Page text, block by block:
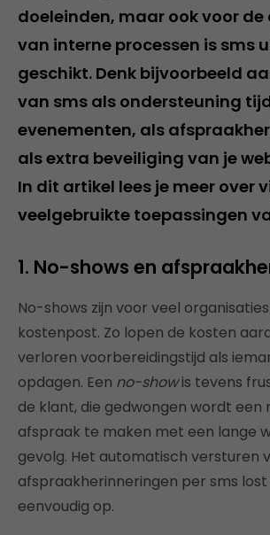
doeleinden, maar ook voor
van interne processen is sms
geschikt. Denk bijvoorbeeld
van sms als ondersteuning
evenementen, als
als extra beveiliging van je
In dit artikel lees je meer over
veelgebruikte toepassingen
1. No-shows en
No-shows zijn voor veel
kostenpost. Zo lopen de kosten
verloren voorbereidingstijd als
opdagen. Een no-showis tevens
de klant, die gedwongen wordt een
afspraak te maken met een lange
gevolg. Het automatisch versturen
afspraakherinneringen per sms
eenvoudig op.